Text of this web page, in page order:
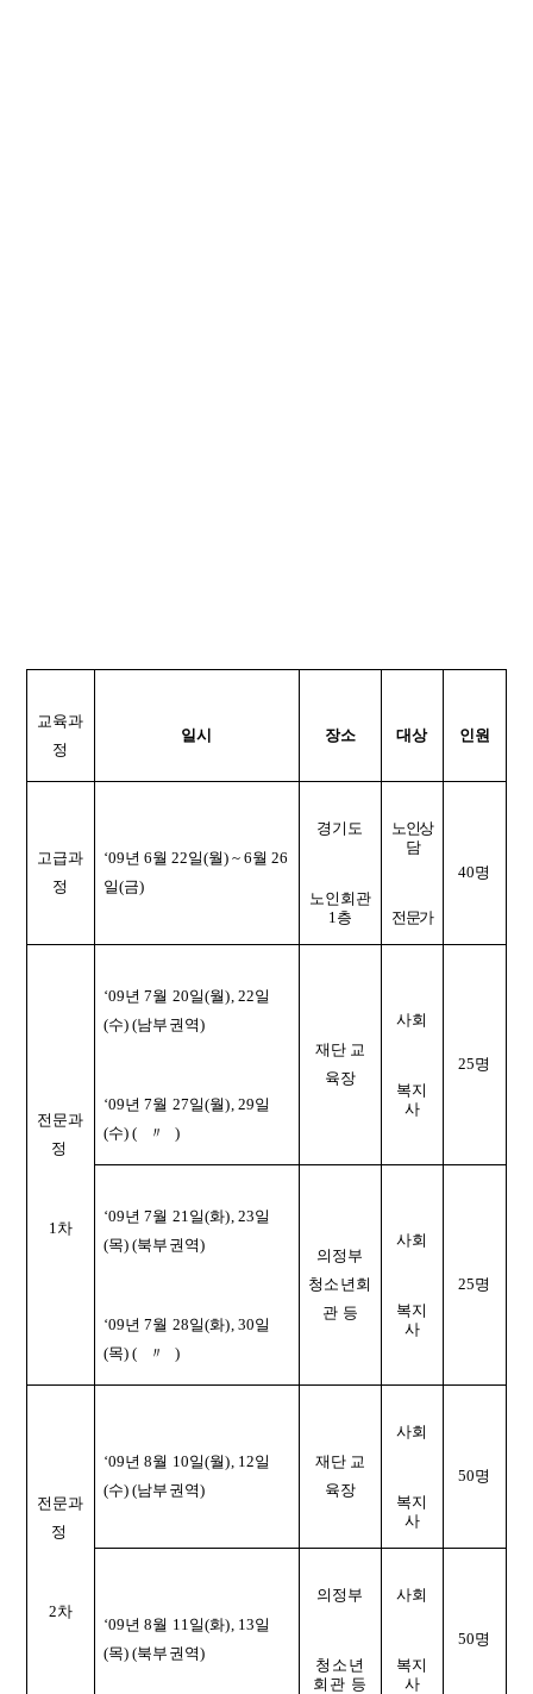
교육과
정
일시 장소 대상 인원
고급과
정
‘09년 6월 22일(월) ~ 6월 26
일(금)
경기도
노인회관
1층
노인상
담
전문가
40명
전문과
정
1차
‘09년 7월 20일(월), 22일
(수) (남부권역)
‘09년 7월 27일(월), 29일
(수) ( 〃 )
재단 교
육장
사회
복지
사
25명
‘09년 7월 21일(화), 23일
(목) (북부권역)
‘09년 7월 28일(화), 30일
(목) ( 〃 )
의정부
청소년회
관 등
사회
복지
사
25명
전문과
정
2차
‘09년 8월 10일(월), 12일
(수)(남부권역)
재단 교
육장
사회
복지
사
50명
‘09년 8월 11일(화), 13일
(목) (북부권역)
의정부
청소년
회관 등
사회
복지
사
50명